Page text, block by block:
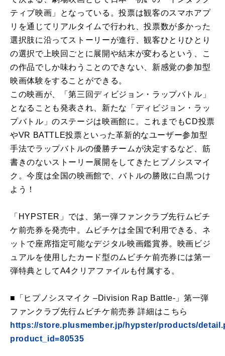
ティブ映画」となっている。投票は観客のスマホアプ
リを通じてリアルタイムで行われ、投票数が多かった
選択肢に沿ってストーリーが進行、観客ひとりひとり
の選択で上映回ごとに展開や結末が変わるという、こ
の作品でしか味わうことのできない、新感覚の参加型
映画体験をすることができる。
この映画が、「第三回ディビジョン・ラップバトル」
となることも発表され、新たな「ディビジョン・ラッ
プバトル」のステージは映画館に。これまでもCD投票
やVR BATTLE投票といった革新的なユーザー参加型
手法でラップバトルの優勝チームが決定するなど、筋
書きのないストーリー展開をしてきたヒプノシスマイ
ク。今度は全国の映画館で、バトルの勝敗に白黒つけ
よう！
「HYPSTER」では、第一弾ファンクラブ先行ムビチ
ケ前売券を発売中。ムビチケは全国で利用できる、ネ
ットで座席指定可能なデジタル映画鑑賞券。映画ビジ
ュアルを使用したカード型のムビチケ前売券には第一
弾特典としてA4クリアファイルも付属する。
■「ヒプノシスマイク –Division Rap Battle-」第一弾
ファンクラブ先行ムビチケ前売券 詳細はこちら
https://store.plusmember.jp/hypster/products/
product_id=80535